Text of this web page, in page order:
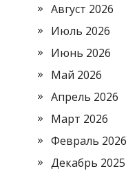
Август 2026
Июль 2026
Июнь 2026
Май 2026
Апрель 2026
Март 2026
Февраль 2026
Декабрь 2025